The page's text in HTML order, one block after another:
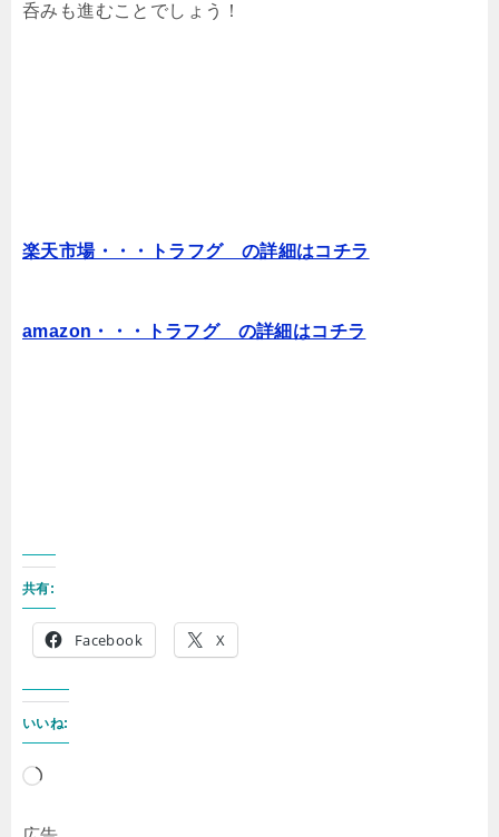
呑みも進むことでしょう！
楽天市場・・・トラフグ の詳細はコチラ
amazon・・・トラフグ の詳細はコチラ
共有:
Facebook X
いいね:
読